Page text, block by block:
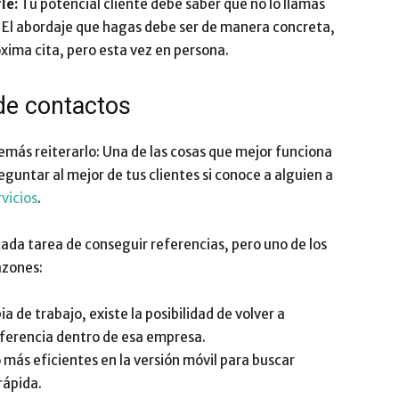
Tu potencial cliente debe saber que no lo llamas
abordaje que hagas debe ser de manera concreta,
cita, pero esta vez en persona.
contactos
reiterarlo: Una de las cosas que mejor funciona
al mejor de tus clientes si conoce a alguien a
.
tarea de conseguir referencias, pero uno de los
de trabajo, existe la posibilidad de volver a
dentro de esa empresa.
eficientes en la versión móvil para buscar